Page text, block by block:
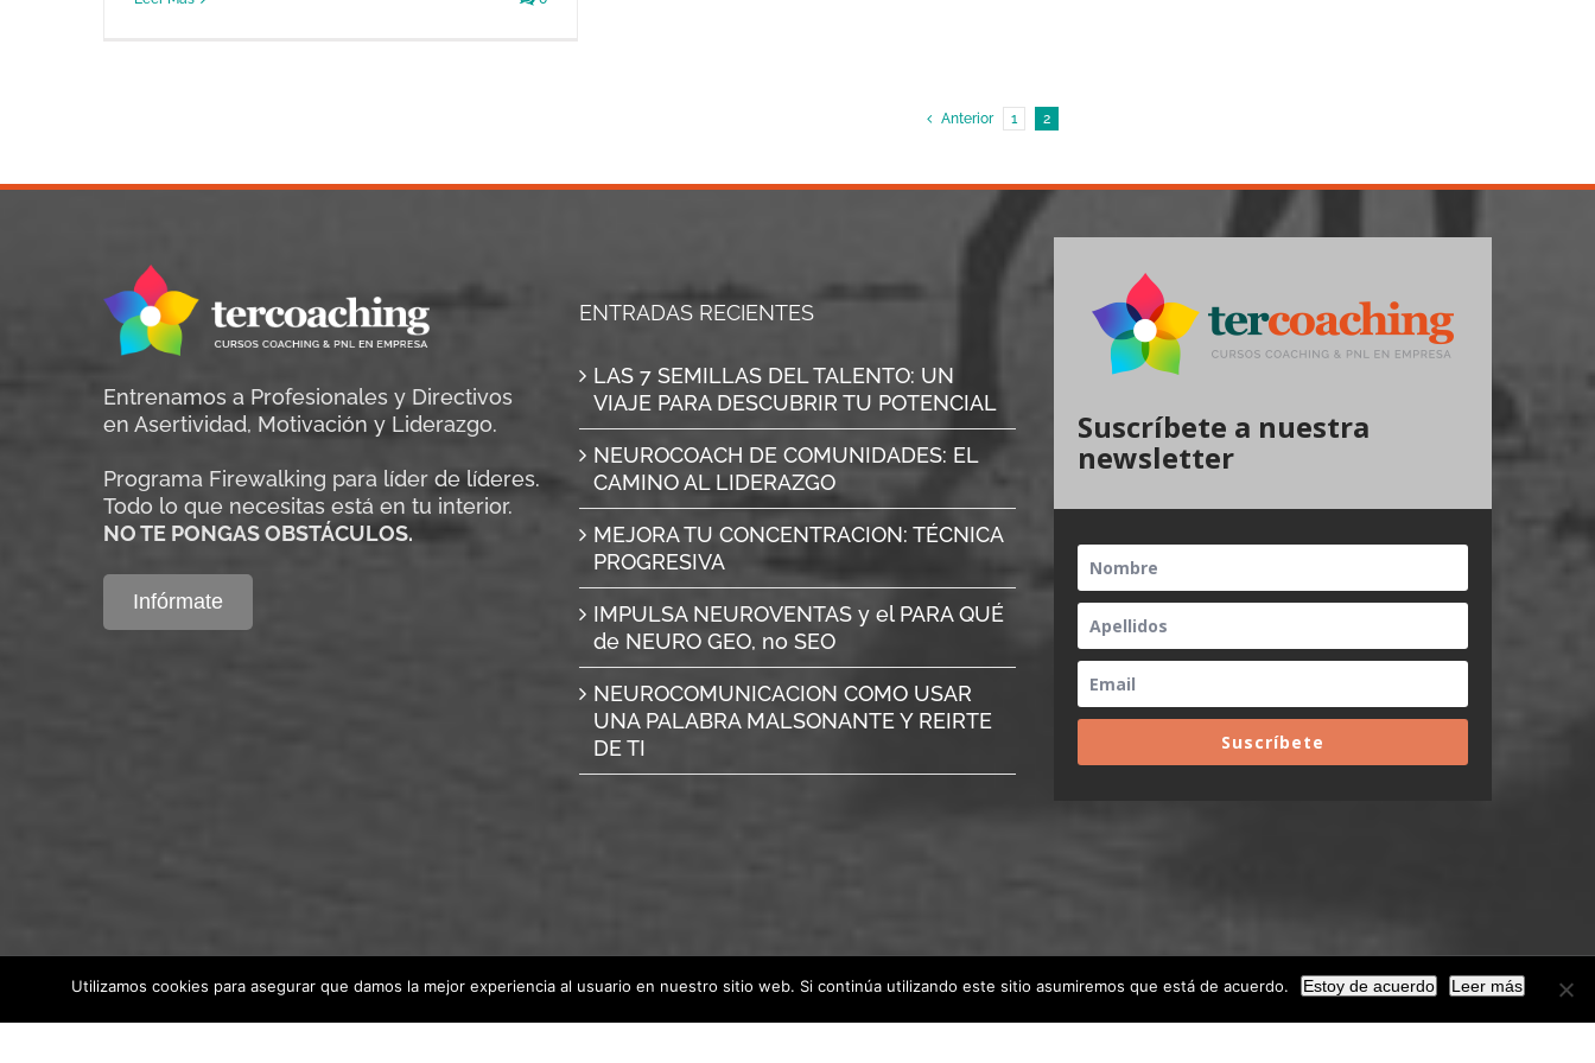
Anterior 1 2
Entrenamos a Profesionales y Directivos
en Asertividad, Motivación y Liderazgo.
Programa Firewalking para líder de líderes.
Todo lo que necesitas está en tu interior.
NO TE PONGAS OBSTÁCULOS.
Infórmate
ENTRADAS RECIENTES
LAS 7 SEMILLAS DEL TALENTO: UN
VIAJE PARA DESCUBRIR TU POTENCIAL
NEUROCOACH DE COMUNIDADES: EL
CAMINO AL LIDERAZGO
MEJORA TU CONCENTRACION: TÉCNICA
PROGRESIVA
IMPULSA NEUROVENTAS y el PARA QUÉ
de NEURO GEO, no SEO
NEUROCOMUNICACION COMO USAR
UNA PALABRA MALSONANTE Y REIRTE
DE TI
Suscríbete a nuestra
newsletter
Suscríbete
2026 TERCoaching Europa | Todos los derechos reservados. |
Facebook
X YouTubeLinkedIn
Utilizamos cookies para asegurar que damos la mejor experiencia al usuario en nuestro sitio web. Si continúa utilizando este sitio asumiremos que está de acuerdo. Estoy de acuerdo Leer más